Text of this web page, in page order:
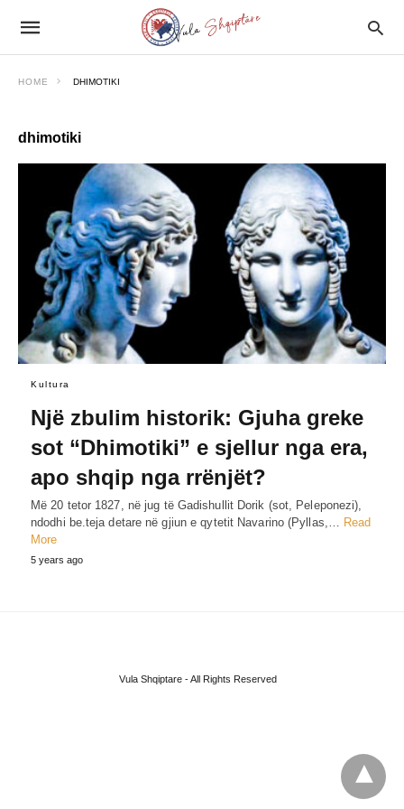
HOME DHIMOTIKI
dhimotiki
Kultura
Një zbulim historik: Gjuha greke
sot “Dhimotiki” e sjellur nga era,
apo shqip nga rrënjët?
Më 20 tetor 1827, në jug të Gadishullit Dorik (sot, Peleponezi),
ndodhi be.teja detare në gjiun e qytetit Navarino (Pyllas,… Read
More
5 years ago
Vula Shqiptare - All Rights Reserved